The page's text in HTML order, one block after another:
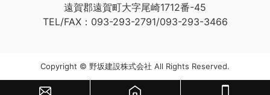
遠賀郡遠賀町大字尾崎1712番-45
TEL/FAX：093-293-2791/093-293-3466
Copyright © 野坂建設株式会社 All Rights Reserved.